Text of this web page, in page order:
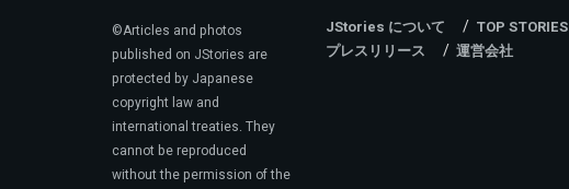
©Articles and photos
published on JStories are
protected by Japanese
copyright law and
international treaties. They
cannot be reproduced
without the permission of the
JStories について TOP STORIES
プレスリリース
運営会社